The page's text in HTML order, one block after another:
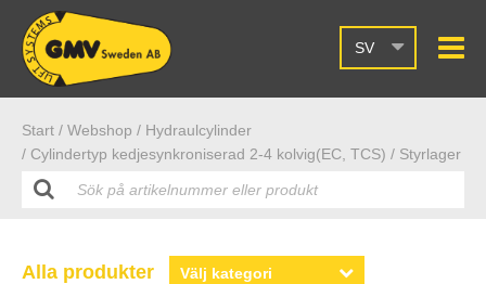
SV
Start / Webshop / Hydraulcylinder
/ Cylindertyp kedjesynkroniserad 2-4 kolvig(EC, TCS) / Styrlager
Alla produkter